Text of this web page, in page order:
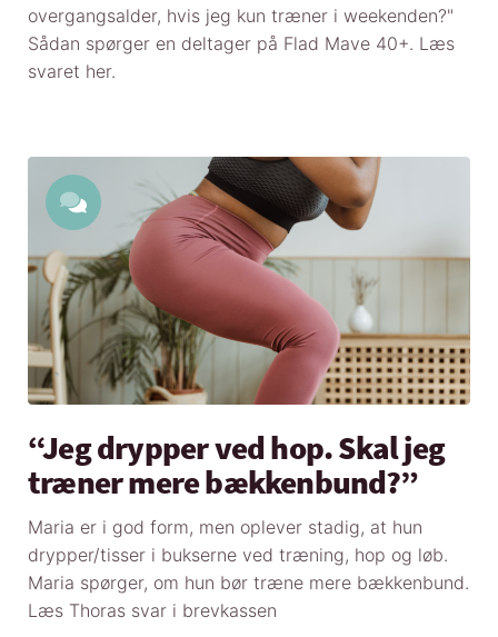
overgangsalder, hvis jeg kun træner i weekenden?"
Sådan spørger en deltager på Flad Mave 40+. Læs
svaret her.
“Jeg drypper ved hop. Skal jeg
træner mere bækkenbund?”
Maria er i god form, men oplever stadig, at hun
drypper/tisser i bukserne ved træning, hop og løb.
Maria spørger, om hun bør træne mere bækkenbund.
Læs Thoras svar i brevkassen